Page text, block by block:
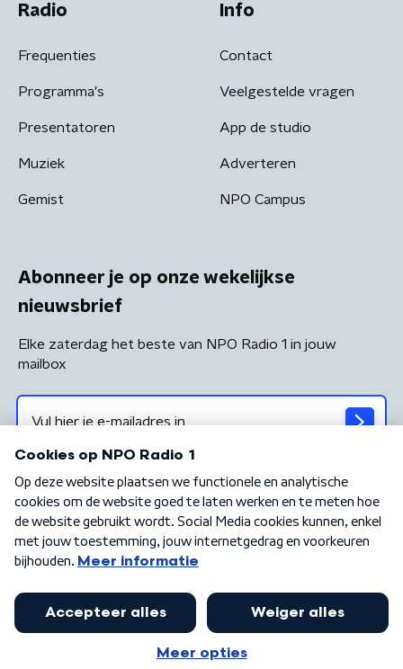
Radio
Frequenties
Programma's
Presentatoren
Muziek
Gemist
Info
Contact
Veelgestelde vragen
App de studio
Adverteren
NPO Campus
Abonneer je op onze wekelijkse
nieuwsbrief
Elke zaterdag het beste van NPO Radio 1 in jouw
mailbox
Algemene voorwaarden